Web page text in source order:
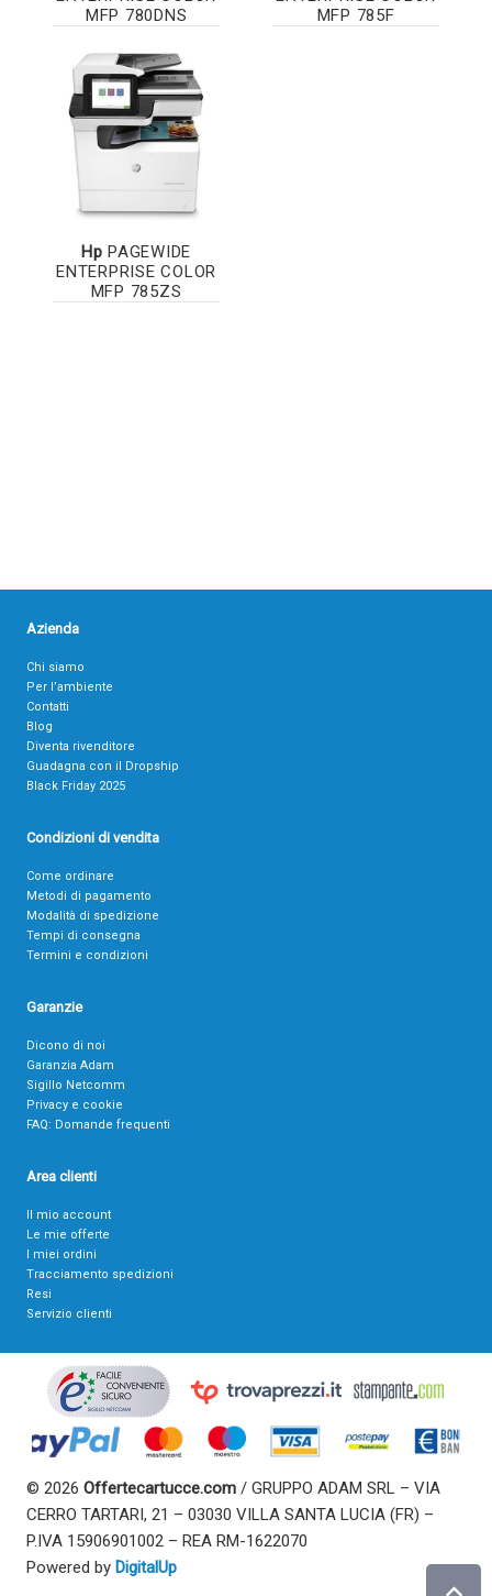
MFP 780DNS
MFP 785F
Hp PAGEWIDE
ENTERPRISE COLOR
MFP 785ZS
Azienda
Chi siamo
Per l’ambiente
Contatti
Blog
Diventa rivenditore
Guadagna con il Dropship
Black Friday 2025
Condizioni di vendita
Come ordinare
Metodi di pagamento
Modalità di spedizione
Tempi di consegna
Termini e condizioni
Garanzie
Dicono di noi
Garanzia Adam
Sigillo Netcomm
Privacy e cookie
FAQ: Domande frequenti
Area clienti
Il mio account
Le mie offerte
I miei ordini
Tracciamento spedizioni
Resi
Servizio clienti
© 2026 Offertecartucce.com / GRUPPO ADAM SRL – VIA
CERRO TARTARI, 21 – 03030 VILLA SANTA LUCIA (FR) –
P.IVA 15906901002 – REA RM-1622070
Powered by DigitalUp